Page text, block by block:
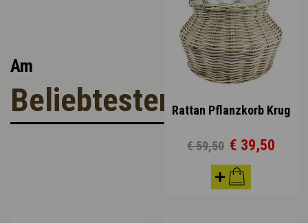
Am
BeliebtestenRattan Pflanzkorb Krug
€ 59,50 € 39,50